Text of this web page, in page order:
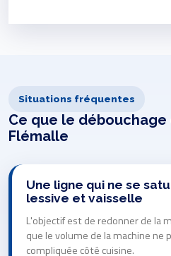
Situations fréquentes
Ce que le
Flémalle
Une ligne qui ne se
lessive et vaisselle
L'objectif est de redonner de la
que le volume de la machine ne
compliquée côté cuisine.